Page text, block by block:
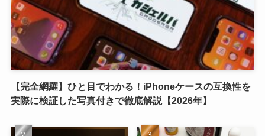
【完全網羅】ひと目でわかる！iPhoneケースの互換性を
実際に検証した写真付きで徹底解説【2026年】